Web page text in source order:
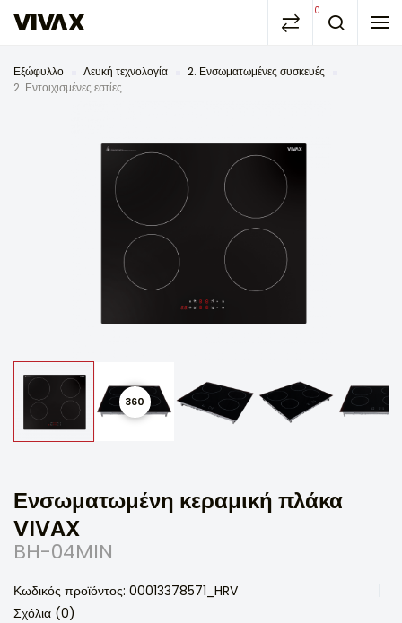
0
Εξώφυλλο Λευκή τεχνολογία
2. Ενσωματωμένες συσκευές
2. Εντοιχισμένες εστίες
360
Ενσωματωμένη κεραμική πλάκα
VIVAX
BH-04MIN
Κωδικός προϊόντος: 00013378571_HRV
Σχόλια (0)